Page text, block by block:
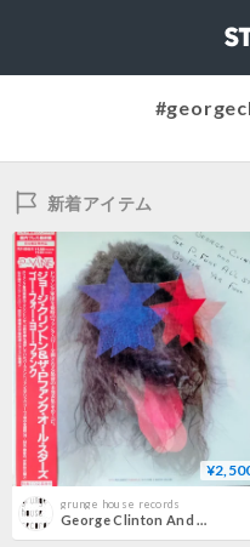
新着アイテム
grunge house records
George Clinton And P-Funk All Stars / Go Fer Yer Funk